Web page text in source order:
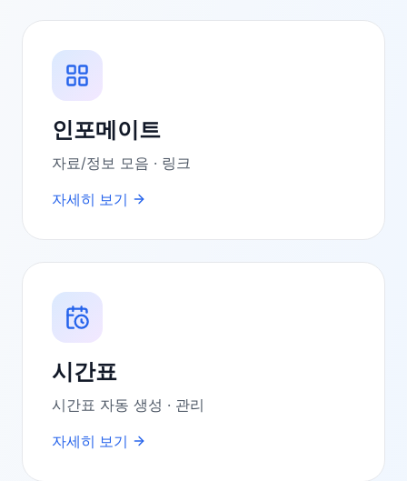
인포메이트
자료/정보 모음 · 링크
자세히 보기
시간표
시간표 자동 생성 · 관리
자세히 보기